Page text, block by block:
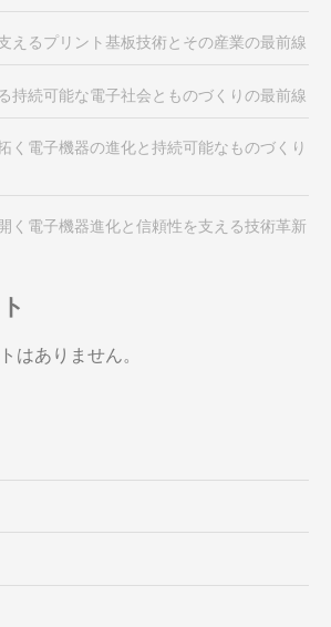
えるプリント基板技術とその産業の最前線
持続可能な電子社会とものづくりの最前線
く電子機器の進化と持続可能なものづくり
く電子機器進化と信頼性を支える技術革新
はありません。